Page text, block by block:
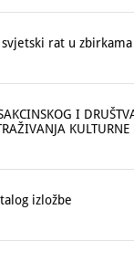
svjetski rat u
I
KULTURNE
izložbe